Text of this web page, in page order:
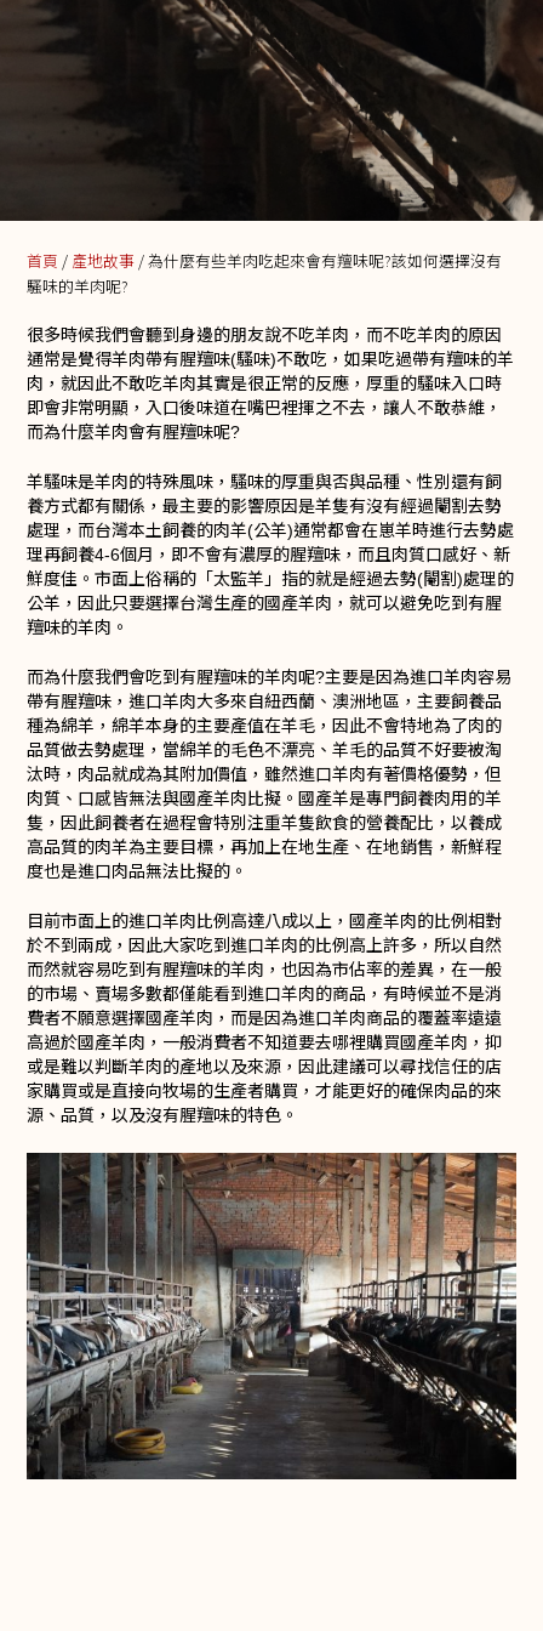
首頁 / 產地故事 / 為什麼有些羊肉吃起來會有羶味呢?該如何選擇沒有
騷味的羊肉呢?
很多時候我們會聽到身邊的朋友說不吃羊肉，而不吃羊肉的原因
通常是覺得羊肉帶有腥羶味(騷味)不敢吃，如果吃過帶有羶味的羊
肉，就因此不敢吃羊肉其實是很正常的反應，厚重的騷味入口時
即會非常明顯，入口後味道在嘴巴裡揮之不去，讓人不敢恭維，
而為什麼羊肉會有腥羶味呢?
羊騷味是羊肉的特殊風味，騷味的厚重與否與品種、性別還有飼
養方式都有關係，最主要的影響原因是羊隻有沒有經過閹割去勢
處理，而台灣本土飼養的肉羊(公羊)通常都會在崽羊時進行去勢處
理再飼養4-6個月，即不會有濃厚的腥羶味，而且肉質口感好、新
鮮度佳。市面上俗稱的「太監羊」指的就是經過去勢(閹割)處理的
公羊，因此只要選擇台灣生產的國產羊肉，就可以避免吃到有腥
羶味的羊肉。
而為什麼我們會吃到有腥羶味的羊肉呢?主要是因為進口羊肉容易
帶有腥羶味，進口羊肉大多來自紐西蘭、澳洲地區，主要飼養品
種為綿羊，綿羊本身的主要產值在羊毛，因此不會特地為了肉的
品質做去勢處理，當綿羊的毛色不漂亮、羊毛的品質不好要被淘
汰時，肉品就成為其附加價值，雖然進口羊肉有著價格優勢，但
肉質、口感皆無法與國產羊肉比擬。國產羊是專門飼養肉用的羊
隻，因此飼養者在過程會特別注重羊隻飲食的營養配比，以養成
高品質的肉羊為主要目標，再加上在地生產、在地銷售，新鮮程
度也是進口肉品無法比擬的。
目前市面上的進口羊肉比例高達八成以上，國產羊肉的比例相對
於不到兩成，因此大家吃到進口羊肉的比例高上許多，所以自然
而然就容易吃到有腥羶味的羊肉，也因為市佔率的差異，在一般
的市場、賣場多數都僅能看到進口羊肉的商品，有時候並不是消
費者不願意選擇國產羊肉，而是因為進口羊肉商品的覆蓋率遠遠
高過於國產羊肉，一般消費者不知道要去哪裡購買國產羊肉，抑
或是難以判斷羊肉的產地以及來源，因此建議可以尋找信任的店
家購買或是直接向牧場的生產者購買，才能更好的確保肉品的來
源、品質，以及沒有腥羶味的特色。